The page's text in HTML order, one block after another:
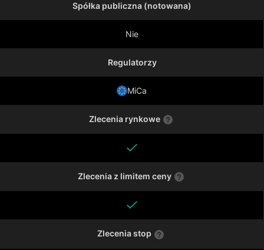
Spółka publiczna (notowana)
Nie
Regulatorzy
MiCa
Zlecenia rynkowe
Zlecenia z limitem ceny
Zlecenia stop